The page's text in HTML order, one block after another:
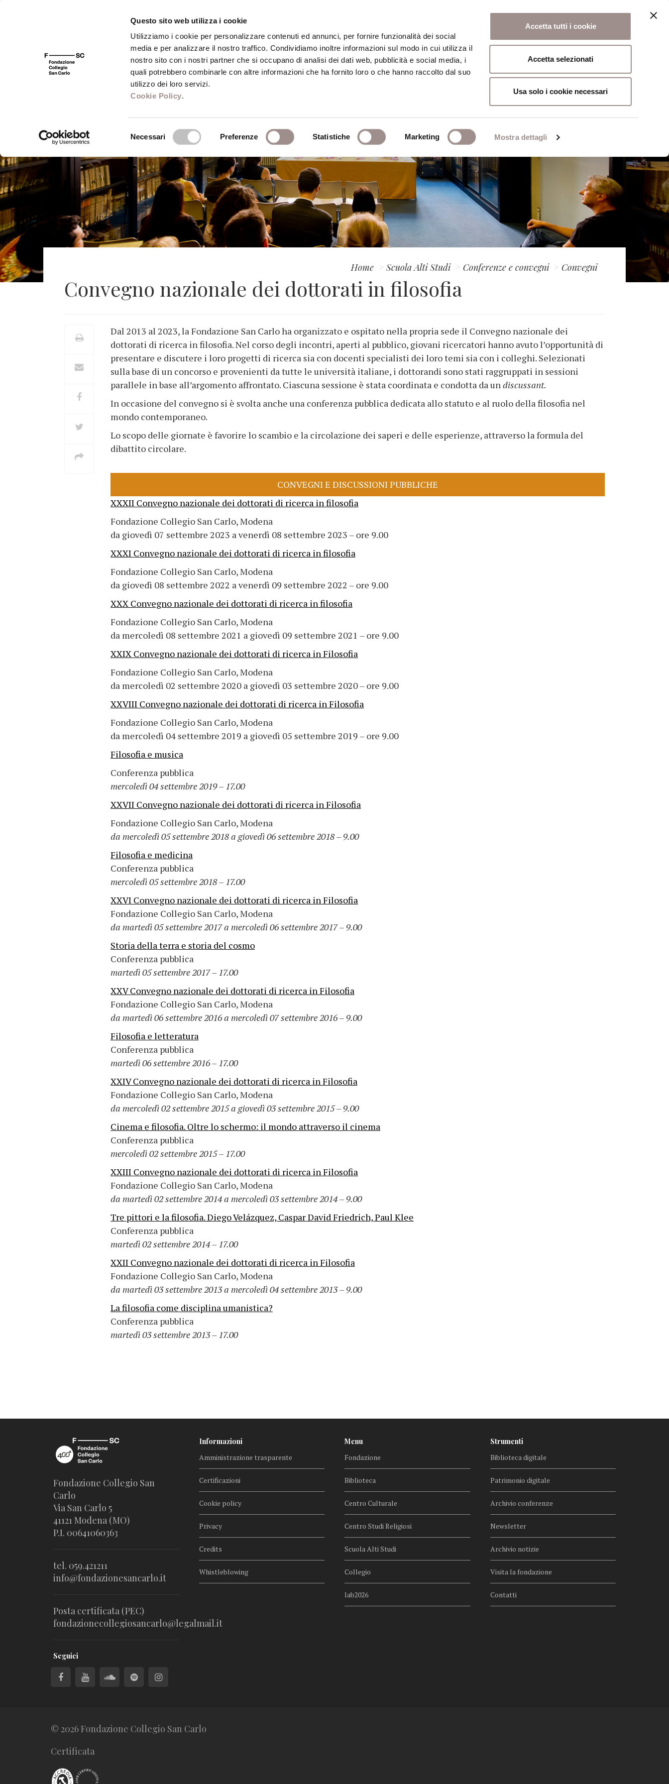
Questo sito web utilizza i cookie
Utilizziamo i cookie per personalizzare contenuti ed annunci, per fornire funzionalità dei social
media e per analizzare il nostro traffico. Condividiamo inoltre informazioni sul modo in cui utilizza il
nostro sito con i nostri partner che si occupano di analisi dei dati web, pubblicità e social media, i
quali potrebbero combinarle con altre informazioni che ha fornito loro o che hanno raccolto dal suo
utilizzo dei loro servizi.
Cookie Policy.
Necessari Preferenze Statistiche Marketing Mostra dettagli
Accetta tutti i cookie
Accetta selezionati
Usa solo i cookie necessari
FSC 400 Fondazione Biblioteca Centro Culturale Centro Studi Religiosi Scuola Alti Studi
Home Scuola Alti Studi Conferenze e convegni Convegni
Convegno nazionale dei dottorati in filosofia
Dal 2013 al 2023, la Fondazione San Carlo ha organizzato e ospitato nella propria sede il Convegno nazionale dei
dottorati di ricerca in filosofia. Nel corso degli incontri, aperti al pubblico, giovani ricercatori hanno avuto l’opportunità di
presentare e discutere i loro progetti di ricerca sia con docenti specialisti dei loro temi sia con i colleghi. Selezionati
sulla base di un concorso e provenienti da tutte le università italiane, i dottorandi sono stati raggruppati in sessioni
parallele in base all’argomento affrontato. Ciascuna sessione è stata coordinata e condotta da undiscussant.
In occasione del convegno si è svolta anche una conferenza pubblica dedicata allo statuto e al ruolo della filosofia nel
mondo contemporaneo.
Lo scopo delle giornate è favorire lo scambio e la circolazione dei saperi e delle esperienze, attraverso la formula del
dibattito circolare.
CONVEGNI E DISCUSSIONI PUBBLICHE
XXXII Convegno nazionale dei dottorati di ricerca in filosofia
Fondazione Collegio San Carlo, Modena
da giovedì 07 settembre 2023 a venerdì 08 settembre 2023 – ore 9.00
XXXI Convegno nazionale dei dottorati di ricerca in filosofia
Fondazione Collegio San Carlo, Modena
da giovedì 08 settembre 2022 a venerdì 09 settembre 2022 – ore 9.00
XXX Convegno nazionale dei dottorati di ricerca in filosofia
Fondazione Collegio San Carlo, Modena
da mercoledì 08 settembre 2021 a giovedì 09 settembre 2021 – ore 9.00
XXIX Convegno nazionale dei dottorati di ricerca in Filosofia
Fondazione Collegio San Carlo, Modena
da mercoledì 02 settembre 2020 a giovedì 03 settembre 2020 – ore 9.00
XXVIII Convegno nazionale dei dottorati di ricerca in Filosofia
Fondazione Collegio San Carlo, Modena
da mercoledì 04 settembre 2019 a giovedì 05 settembre 2019 – ore 9.00
Filosofia e musica
Conferenza pubblica
mercoledì 04 settembre 2019 – 17.00
XXVII Convegno nazionale dei dottorati di ricerca in Filosofia
Fondazione Collegio San Carlo, Modena
da mercoledì 05 settembre 2018 a giovedì 06 settembre 2018 – 9.00
Filosofia e medicina
Conferenza pubblica
mercoledì 05 settembre 2018 – 17.00
XXVI Convegno nazionale dei dottorati di ricerca in Filosofia
Fondazione Collegio San Carlo, Modena
da martedì 05 settembre 2017 a mercoledì 06 settembre 2017 – 9.00
Storia della terra e storia del cosmo
Conferenza pubblica
martedì 05 settembre 2017 – 17.00
XXV Convegno nazionale dei dottorati di ricerca in Filosofia
Fondazione Collegio San Carlo, Modena
da martedì 06 settembre 2016 a mercoledì 07 settembre 2016 – 9.00
Filosofia e letteratura
Conferenza pubblica
martedì 06 settembre 2016 – 17.00
XXIV Convegno nazionale dei dottorati di ricerca in Filosofia
Fondazione Collegio San Carlo, Modena
da mercoledì 02 settembre 2015 a giovedì 03 settembre 2015 – 9.00
Cinema e filosofia. Oltre lo schermo: il mondo attraverso il cinema
Conferenza pubblica
mercoledì 02 settembre 2015 – 17.00
XXIII Convegno nazionale dei dottorati di ricerca in Filosofia
Fondazione Collegio San Carlo, Modena
da martedì 02 settembre 2014 a mercoledì 03 settembre 2014 – 9.00
Tre pittori e la filosofia. Diego Velázquez, Caspar David Friedrich, Paul Klee
Conferenza pubblica
martedì 02 settembre 2014 – 17.00
XXII Convegno nazionale dei dottorati di ricerca in Filosofia
Fondazione Collegio San Carlo, Modena
da martedì 03 settembre 2013 a mercoledì 04 settembre 2013 – 9.00
La filosofia come disciplina umanistica?
Conferenza pubblica
martedì 03 settembre 2013 – 17.00
Fondazione Collegio San
Carlo
Via San Carlo 5
41121 Modena (MO)
P.I. 00641060363
tel. 059.421211
info@fondazionesancarlo.it
Posta certificata (PEC)
fondazionecollegiosancarlo@legalmail.it
Seguici
Informazioni
Amministrazione trasparente
Certificazioni
Cookie policy
Privacy
Credits
Whistleblowing
Menu
Fondazione
Biblioteca
Centro Culturale
Centro Studi Religiosi
Scuola Alti Studi
Collegio
lab2026
Strumenti
Biblioteca digitale
Patrimonio digitale
Archivio conferenze
Newsletter
Archivio notizie
Visita la fondazione
Contatti
© 2026 Fondazione Collegio San Carlo
Certificata